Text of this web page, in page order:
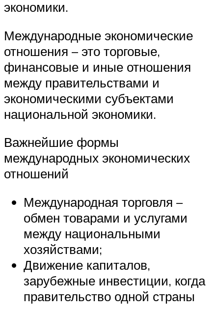
экономики.
Международные экономические
отношения – это торговые,
финансовые и иные отношения
между правительствами и
экономическими субъектами
национальной экономики.
Важнейшие формы
международных экономических
отношений
Международная торговля –
обмен товарами и услугами
между национальными
хозяйствами;
Движение капиталов,
зарубежные инвестиции, когда
правительство одной страны